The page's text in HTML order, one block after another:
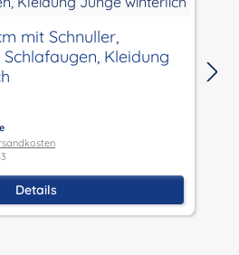
mit Schnuller,
Kleidung
Details